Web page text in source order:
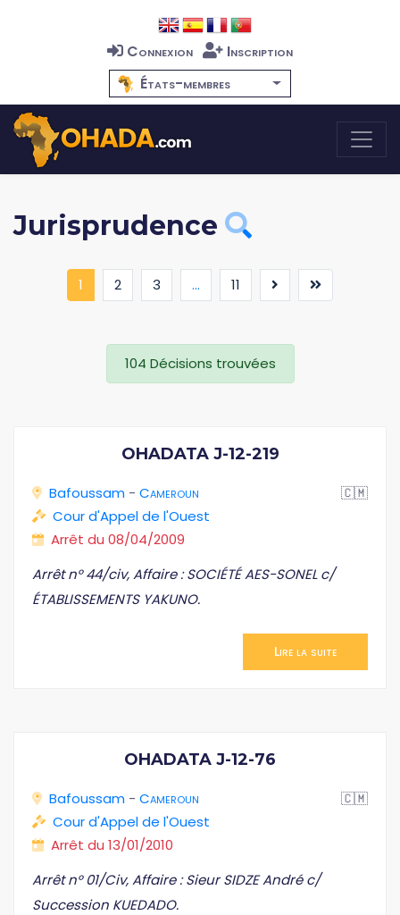
Connexion
Inscription
États-membres
Jurisprudence
1 (current)
2 3 ... 11
104 Décisions trouvées
OHADATA J-12-219
Bafoussam - Cameroun
🇨🇲
Cour d'Appel de l'Ouest
Arrêt du 08/04/2009
Arrêt n° 44/civ, Affaire : SOCIÉTÉ AES-SONEL c/
ÉTABLISSEMENTS YAKUNO.
Lire la suite
OHADATA J-12-76
Bafoussam - Cameroun
🇨🇲
Cour d'Appel de l'Ouest
Arrêt du 13/01/2010
Arrêt n° 01/Civ, Affaire : Sieur SIDZE André c/
Succession KUEDADO.